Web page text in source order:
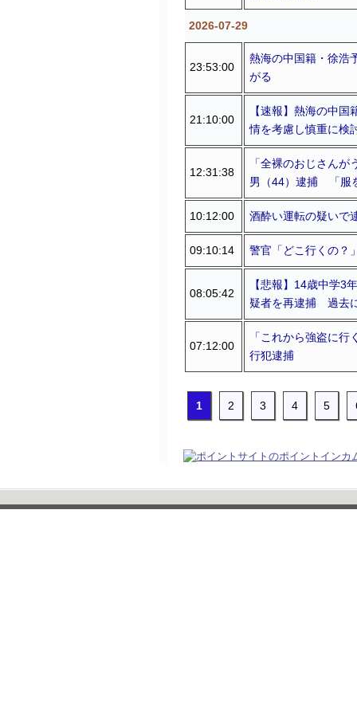
2026-07-29
23:53:00
熱海の中国籍・徐浩
がる
21:10:00
【速報】熱海の中
情を考慮し慎重に検
12:31:38
「全裸のおじさん
男（44）逮捕 「服
10:12:00 酒酔い運転の疑いで
09:10:14 警官「どこ行くの？
08:05:42
【悲報】14歳中学
疑者を再逮捕 過去
07:12:00
「これから強盗に
行犯逮捕
1 2 3 4 5